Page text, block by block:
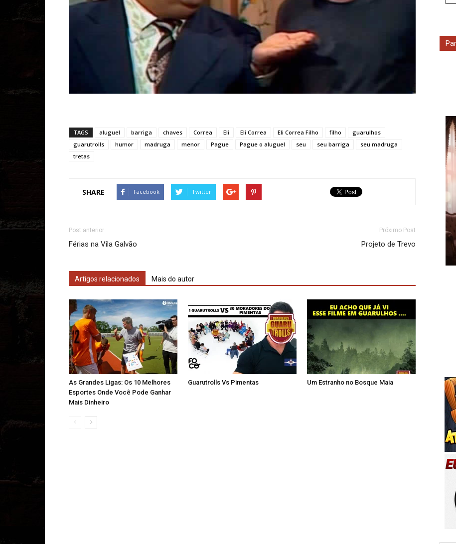
TAGS aluguel barriga chaves Correa Eli Eli Correa Eli Correa Filho filho
guarulhos
guarutrolls
humor madruga menor Pague Pague o aluguel seu seu barriga
seu madruga
tretas
SHARE Facebook Twitter
Post anterior
Férias na Vila Galvão
Próximo Post
Projeto de Trevo
Artigos relacionados Mais do autor
As Grandes Ligas: Os 10 Melhores
Esportes Onde Você Pode Ganhar
Mais Dinheiro
Guarutrolls Vs Pimentas Um Estranho no Bosque Maia